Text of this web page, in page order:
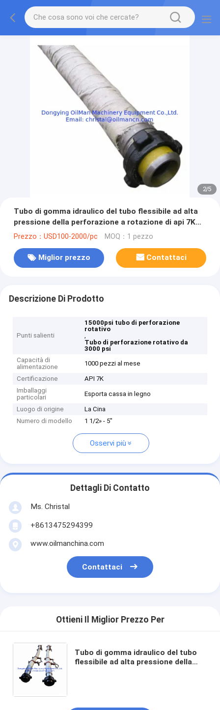
2/5
Tubo di gomma idraulico del tubo flessibile ad alta
pressione della perforazione a rotazione di api 7K
3000psi-15000psi per la trivellazione dell'olio
Prezzo：USD100-2000/pc MOQ：1 pezzo
Miglior prezzo Contattaci
Descrizione Di Prodotto
Punti salienti
15000psi tubo di perforazione
rotativo
,
Tubo di perforazione rotativo da
3000 psi
Capacità di
alimentazione
1000 pezzi al mese
Certificazione
API 7K
Imballaggi
particolari
Esporta cassa in legno
Luogo di origine
La Cina
Numero di modello
1 1/2» - 5"
Osservi più
Dettagli Di Contatto
Ms. Christal
+8613475294399
www.oilmanchina.com
Contattaci
Ottieni Il Miglior Prezzo Per
Tubo di gomma idraulico del tubo
flessibile ad alta pressione della